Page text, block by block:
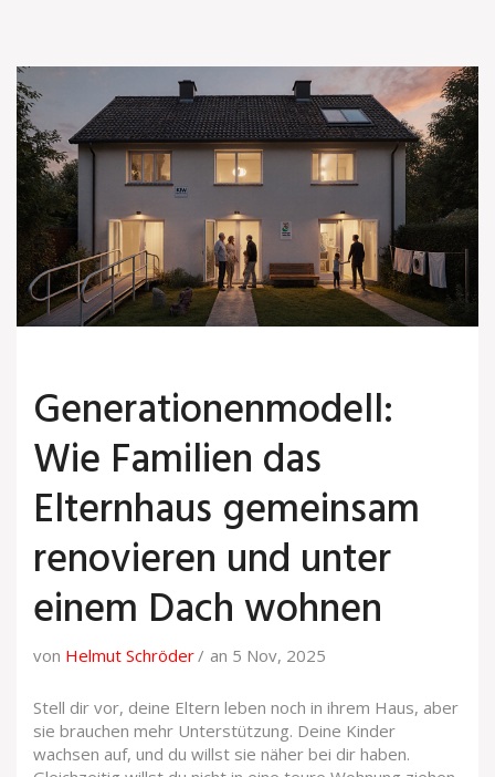
Generationenmodell:
Wie Familien das
Elternhaus gemeinsam
renovieren und unter
einem Dach wohnen
von Helmut Schröder an 5 Nov, 2025
Stell dir vor, deine Eltern leben noch in ihrem Haus, aber
sie brauchen mehr Unterstützung. Deine Kinder
wachsen auf, und du willst sie näher bei dir haben.